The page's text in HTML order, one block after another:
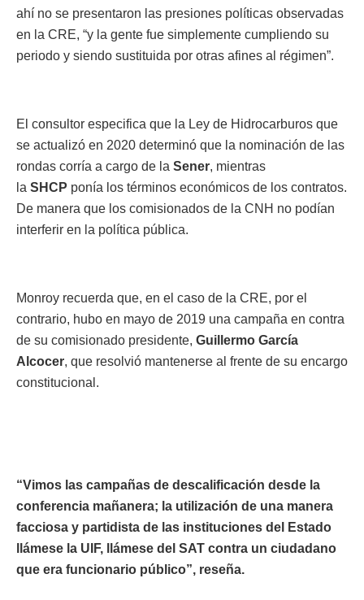
ahí no se presentaron las presiones políticas observadas
en la CRE, “y la gente fue simplemente cumpliendo su
periodo y siendo sustituida por otras afines al régimen”.
El consultor especifica que la Ley de Hidrocarburos que
se actualizó en 2020 determinó que la nominación de las
rondas corría a cargo de la Sener, mientras
la SHCP ponía los términos económicos de los contratos.
De manera que los comisionados de la CNH no podían
interferir en la política pública.
Monroy recuerda que, en el caso de la CRE, por el
contrario, hubo en mayo de 2019 una campaña en contra
de su comisionado presidente, Guillermo García
Alcocer, que resolvió mantenerse al frente de su encargo
constitucional.
“Vimos las campañas de descalificación desde la
conferencia mañanera; la utilización de una manera
facciosa y partidista de las instituciones del Estado
llámese la UIF, llámese del SAT contra un ciudadano
que era funcionario público”, reseña.